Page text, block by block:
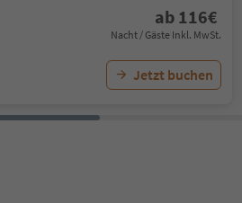
ab 116€
Nacht / Gäste Inkl. MwSt.
Jetzt buchen